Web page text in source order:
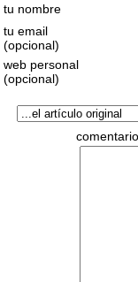
tu nombre
tu email
(opcional)
web personal
(opcional)